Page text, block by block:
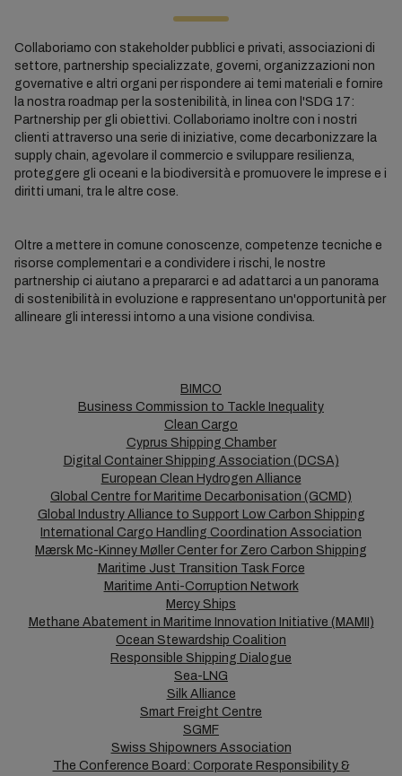
Collaboriamo con stakeholder pubblici e privati, associazioni di
settore, partnership specializzate, governi, organizzazioni non
governative e altri organi per rispondere ai temi materiali e fornire
la nostra roadmap per la sostenibilità, in linea con l'SDG 17:
Partnership per gli obiettivi. Collaboriamo inoltre con i nostri
clienti attraverso una serie di iniziative, come decarbonizzare la
supply chain, agevolare il commercio e sviluppare resilienza,
proteggere gli oceani e la biodiversità e promuovere le imprese e i
diritti umani, tra le altre cose.
Oltre a mettere in comune conoscenze, competenze tecniche e
risorse complementari e a condividere i rischi, le nostre
partnership ci aiutano a prepararci e ad adattarci a un panorama
di sostenibilità in evoluzione e rappresentano un'opportunità per
allineare gli interessi intorno a una visione condivisa.
BIMCO
Business Commission to Tackle Inequality
Clean Cargo
Cyprus Shipping Chamber
Digital Container Shipping Association (DCSA)
European Clean Hydrogen Alliance
Global Centre for Maritime Decarbonisation (GCMD)
Global Industry Alliance to Support Low Carbon Shipping
International Cargo Handling Coordination Association
Mærsk Mc-Kinney Møller Center for Zero Carbon Shipping
Maritime Just Transition Task Force
Maritime Anti-Corruption Network
Mercy Ships
Methane Abatement in Maritime Innovation Initiative (MAMII)
Ocean Stewardship Coalition
Responsible Shipping Dialogue
Sea-LNG
Silk Alliance
Smart Freight Centre
SGMF
Swiss Shipowners Association
The Conference Board: Corporate Responsibility &